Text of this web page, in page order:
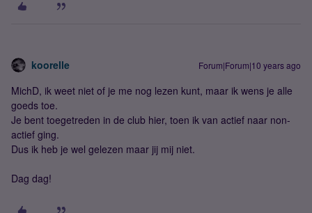
koorelle Forum|Forum|10 years ago
MichD, ik weet niet of je me nog lezen kunt, maar ik wens je alle
goeds toe.
Je bent toegetreden in de club hier, toen ik van actief naar non-
actief ging.
Dus ik heb je wel gelezen maar jij mij niet.
Dag dag!